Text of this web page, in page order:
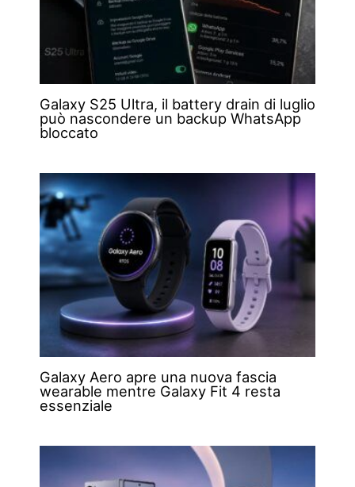
Galaxy S25 Ultra, il battery drain di luglio
può nascondere un backup WhatsApp
bloccato
Galaxy Aero apre una nuova fascia
wearable mentre Galaxy Fit 4 resta
essenziale